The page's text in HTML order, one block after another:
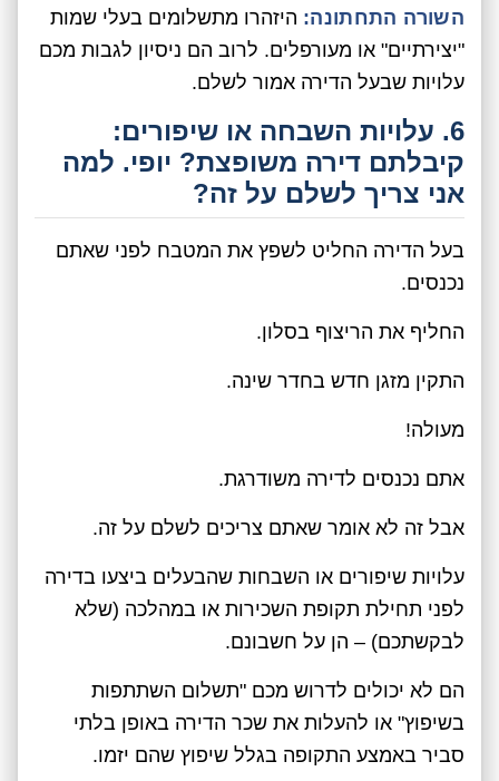
השורה התחתונה: היזהרו מתשלומים בעלי שמות
"יצירתיים" או מעורפלים. לרוב הם ניסיון לגבות מכם
עלויות שבעל הדירה אמור לשלם.
6. עלויות השבחה או שיפורים:
קיבלתם דירה משופצת? יופי. למה
אני צריך לשלם על זה?
בעל הדירה החליט לשפץ את המטבח לפני שאתם
נכנסים.
החליף את הריצוף בסלון.
התקין מזגן חדש בחדר שינה.
מעולה!
אתם נכנסים לדירה משודרגת.
אבל זה לא אומר שאתם צריכים לשלם על זה.
עלויות שיפורים או השבחות שהבעלים ביצעו בדירה
לפני תחילת תקופת השכירות או במהלכה (שלא
לבקשתכם) – הן על חשבונם.
הם לא יכולים לדרוש מכם "תשלום השתתפות
בשיפוץ" או להעלות את שכר הדירה באופן בלתי
סביר באמצע התקופה בגלל שיפוץ שהם יזמו.